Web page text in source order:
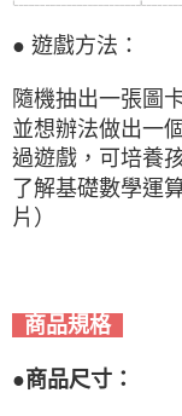
● 遊戲方法：
隨機抽出一張圖
並想辦法做出一
過遊戲，可培養
了解基礎數學運
片）
商品規格
●商品尺寸：